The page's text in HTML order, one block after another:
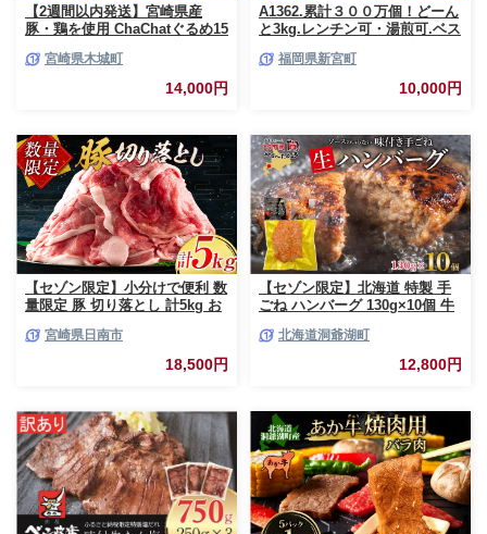
【2週間以内発送】宮崎県産
豚・鶏を使用 ChaChatぐるめ15
_K16_0040_4
宮崎県木城町
14,000円
A1362.累計３００万個！どーん
と3kg.レンチン可・湯煎可.ベス
【150g×20個】【訳あり】【北
海道・沖縄・離島へ配送不可】
福岡県新宮町
10,000円
【セゾン限定】小分けで便利 数
量限定 豚 切り落とし 計5kg お
空パック 個包装 万能食材 おす
すめ おかず 食品 炒め物 お弁当
豚丼 豚しゃぶ しゃぶしゃぶ 焼
贈答 プレゼント おすそ分け 宮
崎県 日南市 送料無料_CCV2-26
宮崎県日南市
18,500円
【セゾン限定】北海道 特製 手
ごね ハンバーグ 130g×10個 牛
肉屋 手作り 小分け ジューシー
おかず 本格的 簡単 調理 グルメ
お取り寄せ お肉屋 たどころ 送
北海道洞爺湖町
12,800円